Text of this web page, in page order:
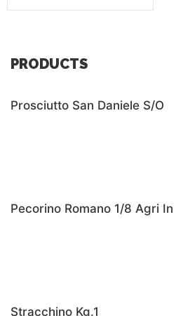
PRODUCTS
Prosciutto San Daniele S/o
Pecorino Romano 1/8 Agri In
Stracchino Kg.1